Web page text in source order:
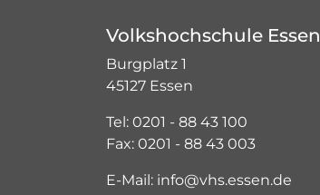
Volkshochschule Essen
Burgplatz 1
45127 Essen
Tel: 0201 - 88 43 100
Fax: 0201 - 88 43 003
E-Mail: info@vhs.essen.de